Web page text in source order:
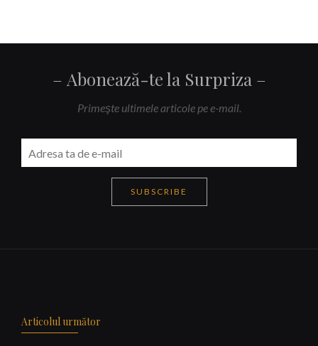
Abonează-te la Surpriza
Primeşte ultimele articole pe e-mail.
SUBSCRIBE
Articolul următor